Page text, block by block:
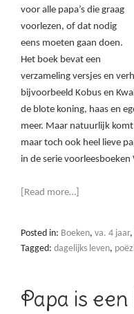
voor alle papa’s die graag
voorlezen, of dat nodig
eens moeten gaan doen.
Het boek bevat een
verzameling versjes en
bijvoorbeeld Kobus en
de blote koning, haas en
meer. Maar natuurlijk
maar toch ook heel lieve
in de serie
[Read more…]
Posted in: Boeken, va. 4 jaar,
Tagged: dagelijks leven,
Papa is